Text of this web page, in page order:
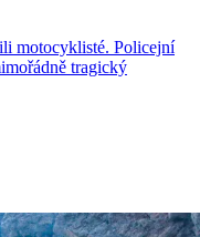
motocyklisté. Policejní
tragický